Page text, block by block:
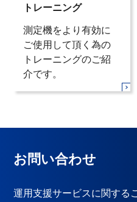
トレーニング
測定機をより有効に
ご使用して頂く為の
トレーニングのご紹
介です。
お問い合わせ
運用支援サービスに関する